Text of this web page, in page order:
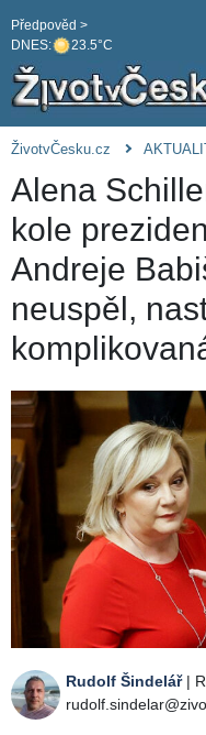
DNES: 23.5°C
Předpověd >
ŽivotvČesku.cz
Alena
kole
Andreje
neuspěl,
Rudolf Šindelář|